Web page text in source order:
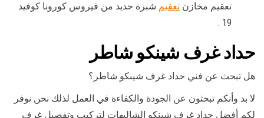
تعقيم مخازن تعقيم شبرة حديد من فيروس كورونا كوفيد
19 .
حداد غرف شينكو شاطر
هل تبحث عن فني حداد غرف شينكو شاطر؟
لا بد وأنكم تبحثون عن الجودة والكفاءة في العمل لذلك نحن نوفر
لكم أفضل حداد غرف شينكو الشاليهات لتركيب وتفصيل غرف